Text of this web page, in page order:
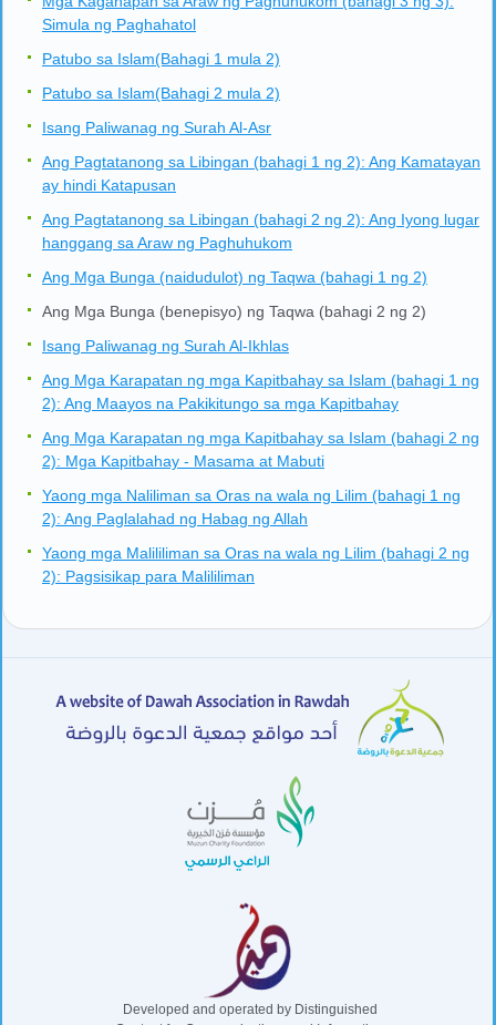
Simula ng Paghahatol
Patubo sa Islam(Bahagi 1 mula 2)
Patubo sa Islam(Bahagi 2 mula 2)
Isang Paliwanag ng Surah Al-Asr
Ang Pagtatanong sa Libingan (bahagi 1 ng 2): Ang Kamatayan
ay hindi Katapusan
Ang Pagtatanong sa Libingan (bahagi 2 ng 2): Ang Iyong lugar
hanggang sa Araw ng Paghuhukom
Ang Mga Bunga (naidudulot) ng Taqwa (bahagi 1 ng 2)
Ang Mga Bunga (benepisyo) ng Taqwa (bahagi 2 ng 2)
Isang Paliwanag ng Surah Al-Ikhlas
Ang Mga Karapatan ng mga Kapitbahay sa Islam (bahagi 1 ng
2): Ang Maayos na Pakikitungo sa mga Kapitbahay
Ang Mga Karapatan ng mga Kapitbahay sa Islam (bahagi 2 ng
2): Mga Kapitbahay - Masama at Mabuti
Yaong mga Naliliman sa Oras na wala ng Lilim (bahagi 1 ng
2): Ang Paglalahad ng Habag ng Allah
Yaong mga Malililiman sa Oras na wala ng Lilim (bahagi 2 ng
2): Pagsisikap para Malililiman
Developed and operated by Distinguished